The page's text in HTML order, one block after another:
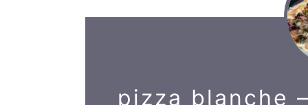
pizza blanche